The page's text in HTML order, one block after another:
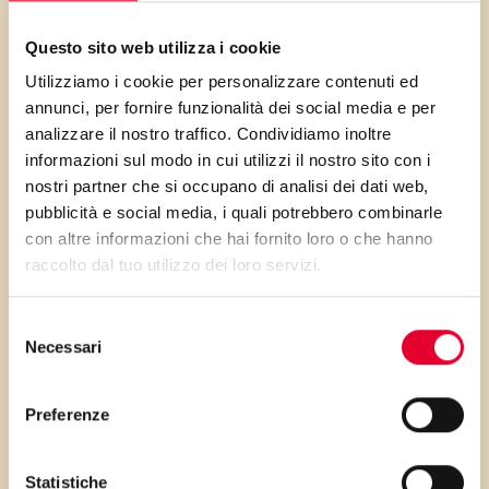
Questo sito web utilizza i cookie
Utilizziamo i cookie per personalizzare contenuti ed
annunci, per fornire funzionalità dei social media e per
analizzare il nostro traffico. Condividiamo inoltre
informazioni sul modo in cui utilizzi il nostro sito con i
nostri partner che si occupano di analisi dei dati web,
pubblicità e social media, i quali potrebbero combinarle
con altre informazioni che hai fornito loro o che hanno
raccolto dal tuo utilizzo dei loro servizi.
delNecessari
Preferenze
Statistiche
cremosissima di un classico
amato da tutti.
PRIMA GLI
INGREDIENTI
...poi clicca sui numeri a lato per scorrere
i passaggi della ricetta.